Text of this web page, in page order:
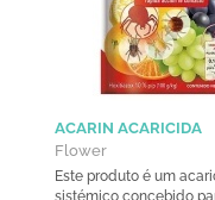
ACARIN ACARICIDA
Flower
Este produto é um